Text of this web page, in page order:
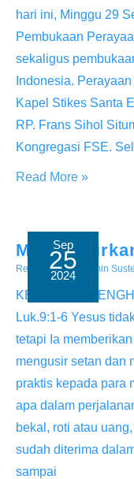
hari ini, Minggu 29
Pembukaan
sekaligus
Indonesia.
Kapel Stikes Santa
RP. Frans Sihol
Kongregasi FSE.
Pembukaan
Kongregasi
FSE
Read More »
Sep
25
2024
Renungan/ By Admin
KEKUATAN
Luk.9:1-6 Yesus
tetapi Ia
mengusir setan dan
praktis kepada para
apa dalam
bekal, roti atau
sudah diterima
sampai